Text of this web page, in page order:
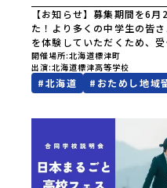
【お知らせ】募集期間を6
た！より多くの中学生の皆
を体験していただくため、
しております。「申し込み
という方も、この機会にぜ
都合により締め切りを早め
型奨学金～夢に向かって一
援！～ 詳細・条件はこ
------＜体験費・宿泊費が無
の暮らしが今も残る町！広
豊かさに触れ、まちの暮ら
開催場所 北海道標津町
出演 北海道標津高等学校
#北海道 # おためし地域